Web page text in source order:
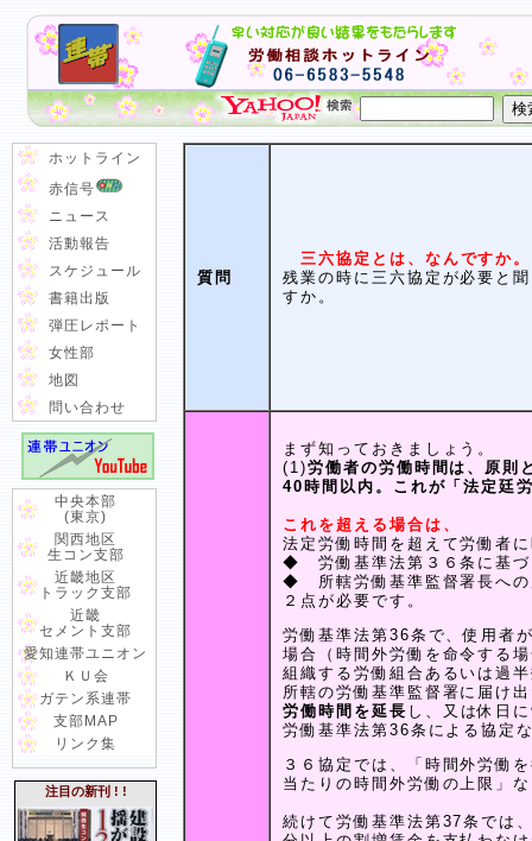
ホットライン
赤信号
ニュース
活動報告
スケジュール
書籍出版
弾圧レポート
女性部
地図
問い合わせ
中央本部
(東京)
関西地区
生コン支部
近畿地区
トラック支部
近畿
セメント支部
愛知連帯ユニオン
ＫＵ会
ガテン系連帯
支部MAP
リンク集
注目の新刊 ! !
質問
三六協定とは、なんですか。
残業の時に三六協定が必要と
すか。
まず知っておきましょう。
(1)労働者の労働時間は、原則
40時間以内。これが「法定廷
これを超える場合は、
法定労働時間を超えて労働者
◆ 労働基準法第３６条に基づ
◆ 所轄労働基準監督署長への
２点が必要です。
労働基準法第36条で、使用者
場合（時間外労働を命令する
組織する労働組合あるいは過
所轄の労働基準監督署に届け
労働時間を延長 し、又は休日
労働基準法第36条による協定
３６協定では、「時間外労働
当たりの時間外労働の上限」
続けて労働基準法第37条では